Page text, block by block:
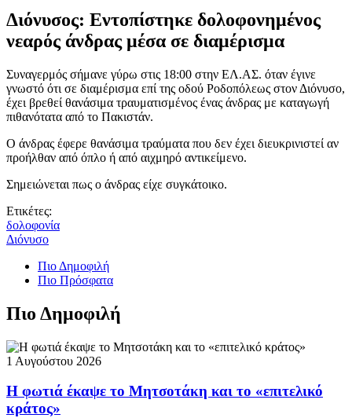
Διόνυσος: Εντοπίστηκε δολοφονημένος
νεαρός άνδρας μέσα σε διαμέρισμα
Συναγερμός σήμανε γύρω στις 18:00 στην ΕΛ.ΑΣ. όταν έγινε
γνωστό ότι σε διαμέρισμα επί της οδού Ροδοπόλεως στον Διόνυσο,
έχει βρεθεί θανάσιμα τραυματισμένος ένας άνδρας με καταγωγή
πιθανότατα από το Πακιστάν.
Ο άνδρας έφερε θανάσιμα τραύματα που δεν έχει διευκρινιστεί αν
προήλθαν από όπλο ή από αιχμηρό αντικείμενο.
Σημειώνεται πως ο άνδρας είχε συγκάτοικο.
Ετικέτες:
δολοφονία
Διόνυσο
Πιο Δημοφιλή
Πιο Πρόσφατα
Πιο Δημοφιλή
1 Αυγούστου 2026
Η φωτιά έκαψε το Μητσοτάκη και το «επιτελικό
κράτος»